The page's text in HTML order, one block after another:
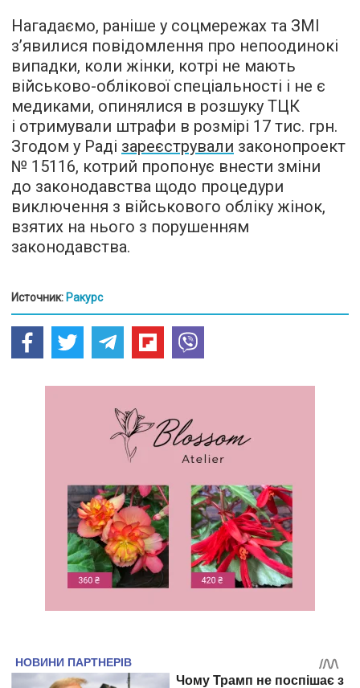
Нагадаємо, раніше у соцмережах та ЗМІ
з’явилися повідомлення про непоодинокі
випадки, коли жінки, котрі не мають
військово-облікової спеціальності і не є
медиками, опинялися в розшуку ТЦК
і отримували штрафи в розмірі 17 тис. грн.
Згодом у Раді зареєстрували законопроект
№ 15116, котрий пропонує внести зміни
до законодавства щодо процедури
виключення з військового обліку жінок,
взятих на нього з порушенням
законодавства.
Источник: Ракурс